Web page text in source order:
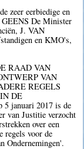
zeer eerbiedige en
GEENS De Minister
J. VAN
en KMO's,
RAAD VAN
VAN
REGELS
DE
januari 2017 is de
van Justitie verzocht
over een
regels voor de
Ondernemingen'.